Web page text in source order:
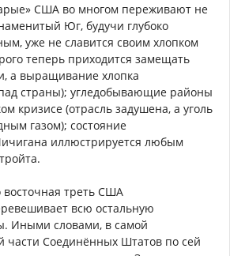
США во многом переживают не
Юг, будучи глубоко
уже не славится своим хлопком
теперь приходится замещать
а выращивание хлопка
страны); угледобывающие районы
кризисе (отрасль задушена, а уголь
газом); состояние
иллюстрируется любым
восточная треть США
всю остальную
Иными словами, в самой
части Соединённых Штатов по сей